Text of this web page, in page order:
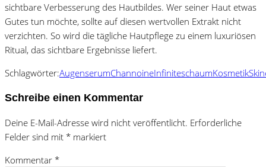
sichtbare Verbesserung des Hautbildes. Wer seiner Haut etwas
Gutes tun möchte, sollte auf diesen wertvollen Extrakt nicht
verzichten. So wird die tägliche Hautpflege zu einem luxuriösen
Ritual, das sichtbare Ergebnisse liefert.
Schlagwörter:AugenserumChannoineInfiniteschaumKosmetik
Schreibe einen Kommentar
Deine E-Mail-Adresse wird nicht veröffentlicht. Erforderliche
Felder sind mit * markiert
Kommentar *